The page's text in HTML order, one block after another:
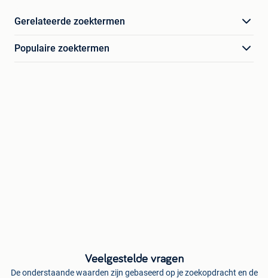
Gerelateerde zoektermen
Populaire zoektermen
Veelgestelde vragen
De onderstaande waarden zijn gebaseerd op je zoekopdracht en de